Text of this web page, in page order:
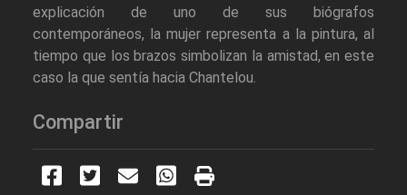
explicación de uno de sus biógrafos
contemporáneos, la mujer representa a la pintura, al
tiempo que los brazos simbolizan la amistad, en este
caso la que sentía hacia Chantelou.
Compartir